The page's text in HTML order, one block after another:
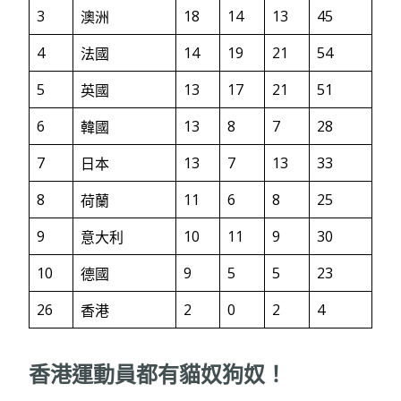
3 澳洲 18 14 13
45
4
法國 14 19 21
54
5
英國 13 17 21
51
6
韓國 13 8 7
28
7
日本 13 7 13
33
8
荷蘭 11 6 8
25
9
意大利 10 11 9
30
10
德國 9 5 5
23
26
香港 2 0 2 4
香港運動員都有貓奴狗奴！